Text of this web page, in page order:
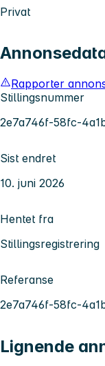
Privat
Rapporter
Stillingsnummer
2e7a746f-58fc-
Sist endret
10. juni 2026
Hentet fra
Stillingsregistrering
Referanse
2e7a746f-58fc-
Lignende